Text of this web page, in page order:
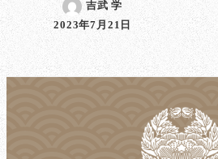
吉武 学
投稿日
2023年7月21日